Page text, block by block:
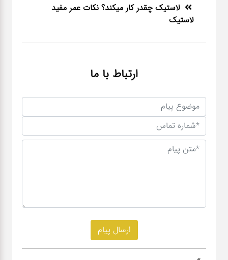
لاستیک چقدر کار میکند؟ نکات عمر مفید
لاستیک
ارتباط با ما